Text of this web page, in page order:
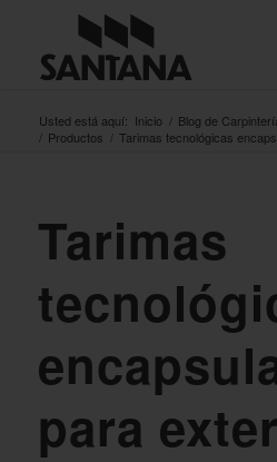
Usted está aquí: Inicio / Blog de
/ Productos / Tarimas tecnológicas
Tarimas
para